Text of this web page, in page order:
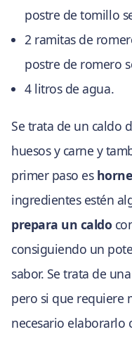
postre de tomillo
2 ramitas de
postre de romero
4 litros de agua.
Se trata de un caldo
huesos y carne y
primer paso es
ingredientes estén
prepara un caldo
consiguiendo un
sabor. Se trata de
pero si que requiere
necesario elaborarlo